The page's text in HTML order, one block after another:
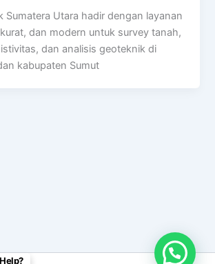
Sumatera Utara hadir dengan layanan
dan modern untuk survey tanah,
dan analisis geoteknik di
kabupaten Sumut